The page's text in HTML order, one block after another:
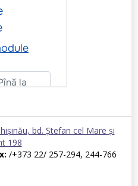
bd. Ştefan cel Mare şi
198
/+373 22/ 257-294, 244-766